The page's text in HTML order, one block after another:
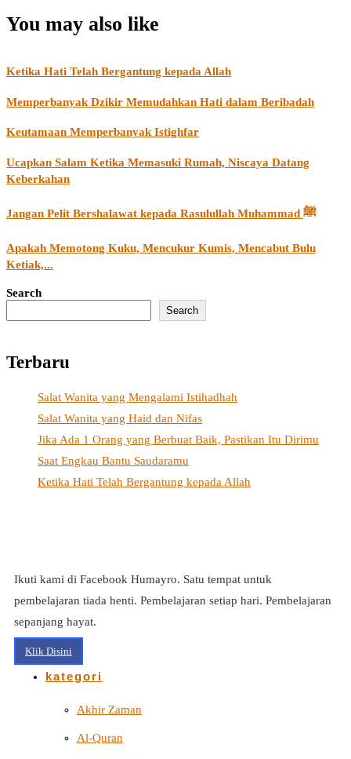
You may also like
Ketika Hati Telah Bergantung kepada Allah
Memperbanyak Dzikir Memudahkan Hati dalam Beribadah
Keutamaan Memperbanyak Istighfar
Ucapkan Salam Ketika Memasuki Rumah, Niscaya Datang
Keberkahan
Jangan Pelit Bershalawat kepada Rasulullah Muhammad ﷺ
Apakah Memotong Kuku, Mencukur Kumis, Mencabut Bulu
Ketiak,...
Search
Search
Terbaru
Salat Wanita yang Mengalami Istihadhah
Salat Wanita yang Haid dan Nifas
Jika Ada 1 Orang yang Berbuat Baik, Pastikan Itu Dirimu
Saat Engkau Bantu Saudaramu
Ketika Hati Telah Bergantung kepada Allah
Ikuti kami di Facebook Humayro. Satu tempat untuk
pembelajaran tiada henti. Pembelajaran setiap hari. Pembelajaran
sepanjang hayat.
Klik Disini
kategori
Akhir Zaman
Al-Quran